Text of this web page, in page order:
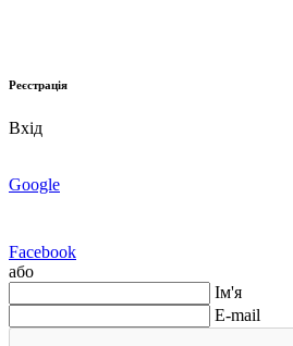
Реєстрація
Вхід
Google
Facebook
або
Ім'я
E-mail